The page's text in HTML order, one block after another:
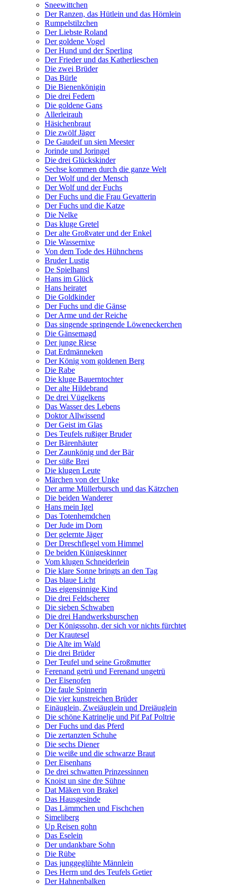
Sneewittchen
Der Ranzen, das Hütlein und das Hörnlein
Rumpelstilzchen
Der Liebste Roland
Der goldene Vogel
Der Hund und der Sperling
Der Frieder und das Katherlieschen
Die zwei Brüder
Das Bürle
Die Bienenkönigin
Die drei Federn
Die goldene Gans
Allerleirauh
Häsichenbraut
Die zwölf Jäger
De Gaudeif un sien Meester
Jorinde und Joringel
Die drei Glückskinder
Sechse kommen durch die ganze Welt
Der Wolf und der Mensch
Der Wolf und der Fuchs
Der Fuchs und die Frau Gevatterin
Der Fuchs und die Katze
Die Nelke
Das kluge Gretel
Der alte Großvater und der Enkel
Die Wassernixe
Von dem Tode des Hühnchens
Bruder Lustig
De Spielhansl
Hans im Glück
Hans heiratet
Die Goldkinder
Der Fuchs und die Gänse
Der Arme und der Reiche
Das singende springende Löweneckerchen
Die Gänsemagd
Der junge Riese
Dat Erdmänneken
Der König vom goldenen Berg
Die Rabe
Die kluge Bauerntochter
Der alte Hildebrand
De drei Vügelkens
Das Wasser des Lebens
Doktor Allwissend
Der Geist im Glas
Des Teufels rußiger Bruder
Der Bärenhäuter
Der Zaunkönig und der Bär
Der süße Brei
Die klugen Leute
Märchen von der Unke
Der arme Müllerbursch und das Kätzchen
Die beiden Wanderer
Hans mein Igel
Das Totenhemdchen
Der Jude im Dorn
Der gelernte Jäger
Der Dreschflegel vom Himmel
De beiden Künigeskinner
Vom klugen Schneiderlein
Die klare Sonne bringts an den Tag
Das blaue Licht
Das eigensinnige Kind
Die drei Feldscherer
Die sieben Schwaben
Die drei Handwerksburschen
Der Königssohn, der sich vor nichts fürchtet
Der Krautesel
Die Alte im Wald
Die drei Brüder
Der Teufel und seine Großmutter
Ferenand getrü und Ferenand ungetrü
Der Eisenofen
Die faule Spinnerin
Die vier kunstreichen Brüder
Einäuglein, Zweiäuglein und Dreiäuglein
Die schöne Katrinelje und Pif Paf Poltrie
Der Fuchs und das Pferd
Die zertanzten Schuhe
Die sechs Diener
Die weiße und die schwarze Braut
Der Eisenhans
De drei schwatten Prinzessinnen
Knoist un sine dre Sühne
Dat Mäken von Brakel
Das Hausgesinde
Das Lämmchen und Fischchen
Simeliberg
Up Reisen gohn
Das Eselein
Der undankbare Sohn
Die Rübe
Das junggeglühte Männlein
Des Herrn und des Teufels Getier
Der Hahnenbalken